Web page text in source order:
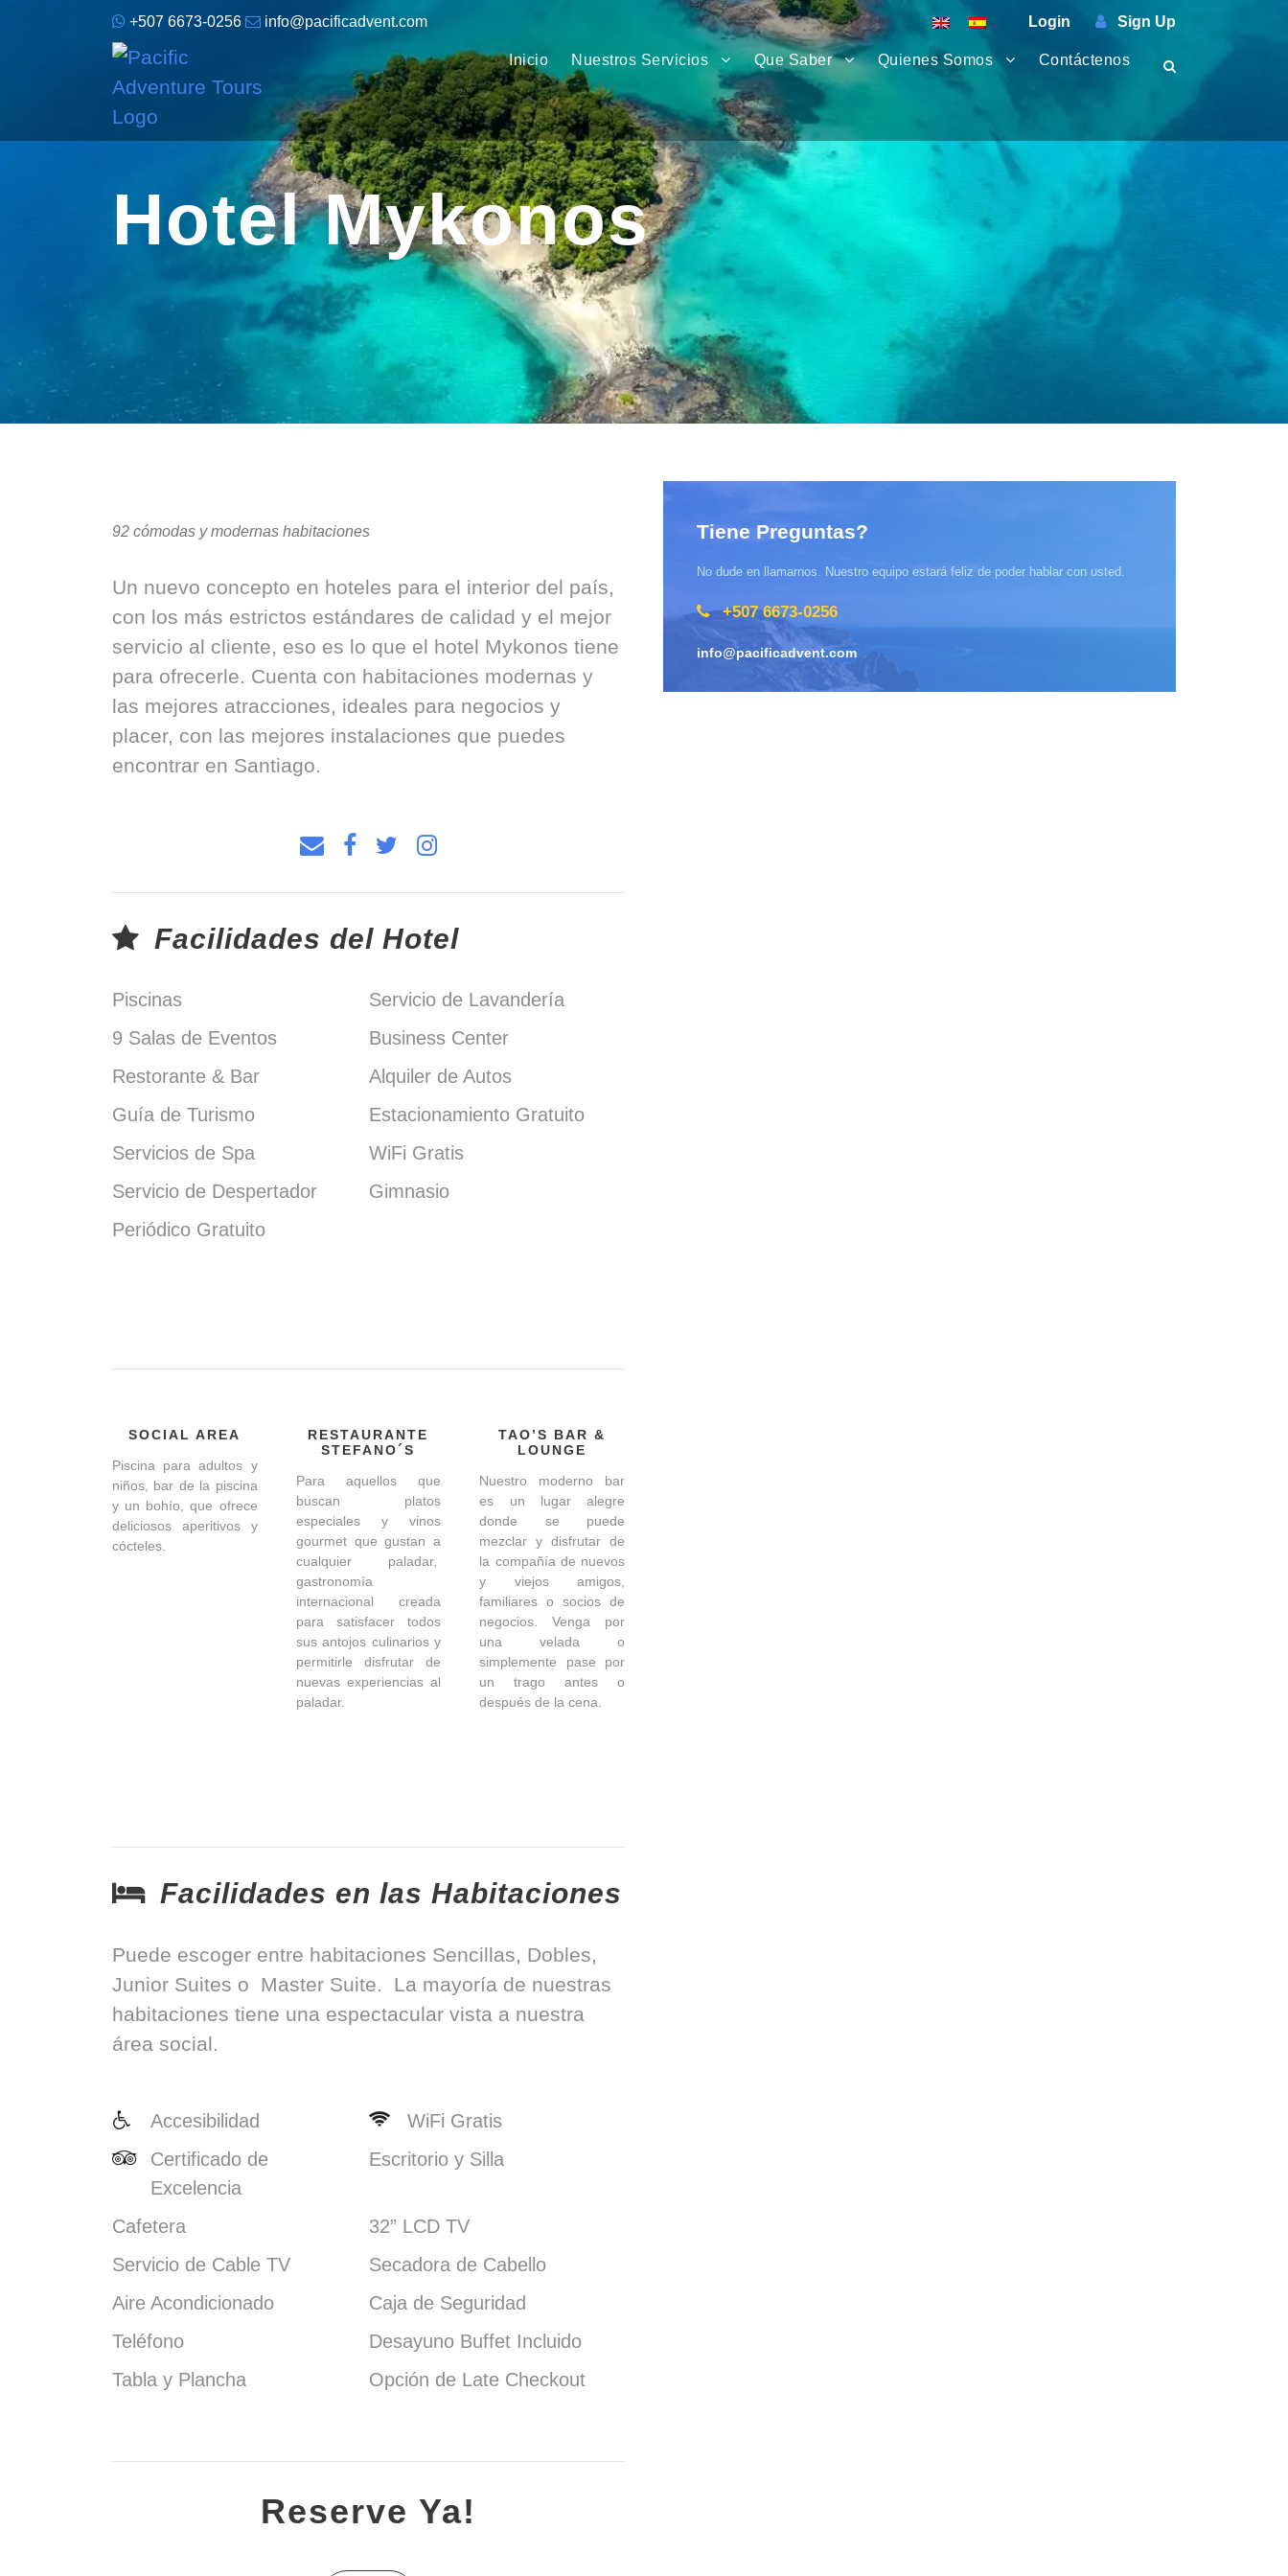
+507 6673-0256 info@pacificadvent.com Login Sign Up
Inicio Nuestros Servicios Que Saber Quienes Somos Contáctenos
Hotel Mykonos
92 cómodas y modernas habitaciones
Un nuevo concepto en hoteles para el interior del país,
con los más estrictos estándares de calidad y el mejor
servicio al cliente, eso es lo que el hotel Mykonos tiene
para ofrecerle. Cuenta con habitaciones modernas y
las mejores atracciones, ideales para negocios y
placer, con las mejores instalaciones que puedes
encontrar en Santiago.
Facilidades del Hotel
Piscinas
Servicio de Lavandería
9 Salas de Eventos
Business Center
Restorante & Bar
Alquiler de Autos
Guía de Turismo
Estacionamiento Gratuito
Servicios de Spa
WiFi Gratis
Servicio de Despertador
Gimnasio
Periódico Gratuito
SOCIAL AREA
Piscina para adultos y
niños, bar de la piscina
y un bohío, que ofrece
deliciosos aperitivos y
cócteles.
RESTAURANTE
STEFANO´S
Para aquellos que
buscan platos
especiales y vinos
gourmet que gustan a
cualquier paladar,
gastronomía
internacional creada
para satisfacer todos
sus antojos culinarios y
permitirle disfrutar de
nuevas experienciasal
paladar.
TAO’S BAR &
LOUNGE
Nuestro moderno bar
es un lugar alegre
donde se puede
mezclar y disfrutar de
la compañía de nuevos
y viejos amigos,
familiares o socios de
negocios. Venga por
una velada o
simplemente pase por
un trago antes o
después de la cena.
Facilidades en las Habitaciones
Puede escoger entre habitaciones Sencillas, Dobles,
Junior Suites o Master Suite. La mayoría de nuestras
habitaciones tiene una espectacular vista a nuestra
área social.
Accesibilidad
WiFi Gratis
Certificado de
Excelencia
Escritorio y Silla
Cafetera
32” LCD TV
Servicio de Cable TV
Secadora de Cabello
Aire Acondicionado
Caja de Seguridad
Teléfono
Desayuno Buffet Incluido
Tabla y Plancha
Opción de Late Checkout
Reserve Ya!
Tiene Preguntas?
No dude en llamarnos. Nuestro equipo estará feliz de poder hablar con usted.
+507 6673-0256
info@pacificadvent.com